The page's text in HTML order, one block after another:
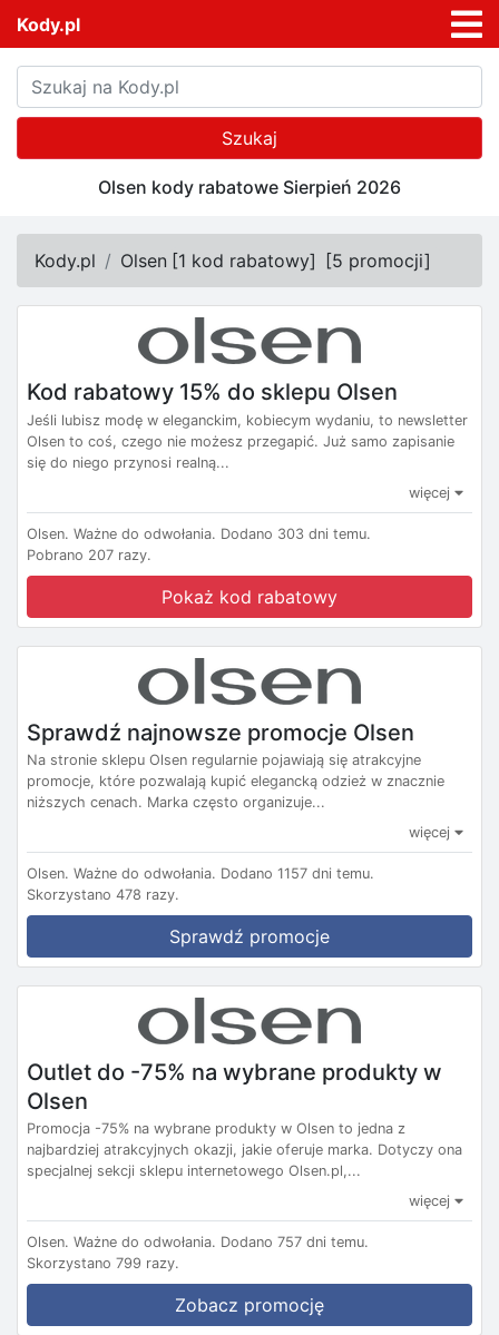
Kody.pl
Szukaj
Olsen kody rabatowe Sierpień 2026
Kody.pl Olsen [1 kod rabatowy] [5 promocji]
Kod rabatowy 15% do sklepu Olsen
Jeśli lubisz modę w eleganckim, kobiecym wydaniu, to newsletter
Olsen to coś, czego nie możesz przegapić. Już samo zapisanie
się do niego przynosi realną...
więcej
Olsen. Ważne do odwołania. Dodano 303 dni temu.
Pobrano 207 razy.
Pokaż kod rabatowy
Sprawdź najnowsze promocje Olsen
Na stronie sklepu Olsen regularnie pojawiają się atrakcyjne
promocje, które pozwalają kupić elegancką odzież w znacznie
niższych cenach. Marka często organizuje...
więcej
Olsen. Ważne do odwołania. Dodano 1157 dni temu.
Skorzystano 478 razy.
Sprawdź promocje
Outlet do -75% na wybrane produkty w
Olsen
Promocja -75% na wybrane produkty w Olsen to jedna z
najbardziej atrakcyjnych okazji, jakie oferuje marka. Dotyczy ona
specjalnej sekcji sklepu internetowego Olsen.pl,...
więcej
Olsen. Ważne do odwołania. Dodano 757 dni temu.
Skorzystano 799 razy.
Zobacz promocję